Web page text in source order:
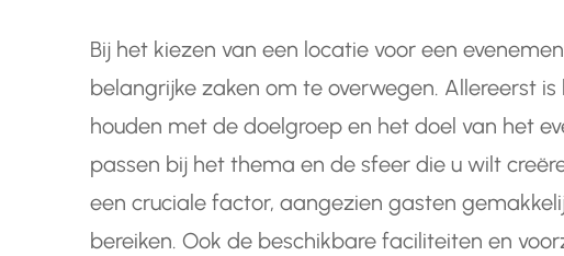
Bij het kiezen van een locatie voor een
belangrijke zaken om te overwegen. Allereerst
houden met de doelgroep en het doel van het
passen bij het thema en de sfeer die u wilt
een cruciale factor, aangezien gasten
bereiken. Ook de beschikbare faciliteiten en